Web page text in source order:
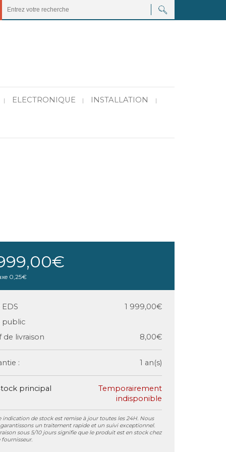
| ELECTRONIQUE | INSTALLATION |
0,25€
EDS
1 999,00€
public
de livraison
8,00€
: 1 an(s)
principal
Temporairement
indisponible
indication de stock est remise à jour toutes les 24H. Nous
un traitement rapide et un suivi exceptionnel.
sous 5/10 jours signifie que le produit est en stock chez
fournisseur.